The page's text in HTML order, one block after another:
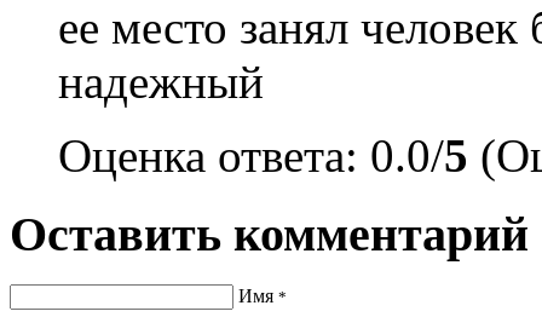
ее место занял
надежный
Оценка ответа: 0.0/5
Оставить комментарий
Имя *